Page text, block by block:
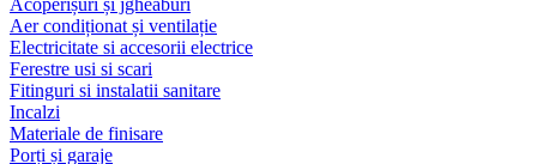
Aer condiționat și ventilație
Electricitate si accesorii electrice
Ferestre usi si scari
Fitinguri si instalatii sanitare
Incalzi
Materiale de finisare
Porți și garaje